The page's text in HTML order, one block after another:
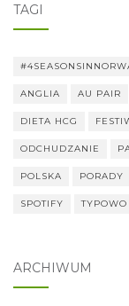
TAGI
ANGLIA AU PAIR
DIETA HCG
ODCHUDZANIE
POLSKA PORADY
SPOTIFY TYPOWO
ARCHIWUM